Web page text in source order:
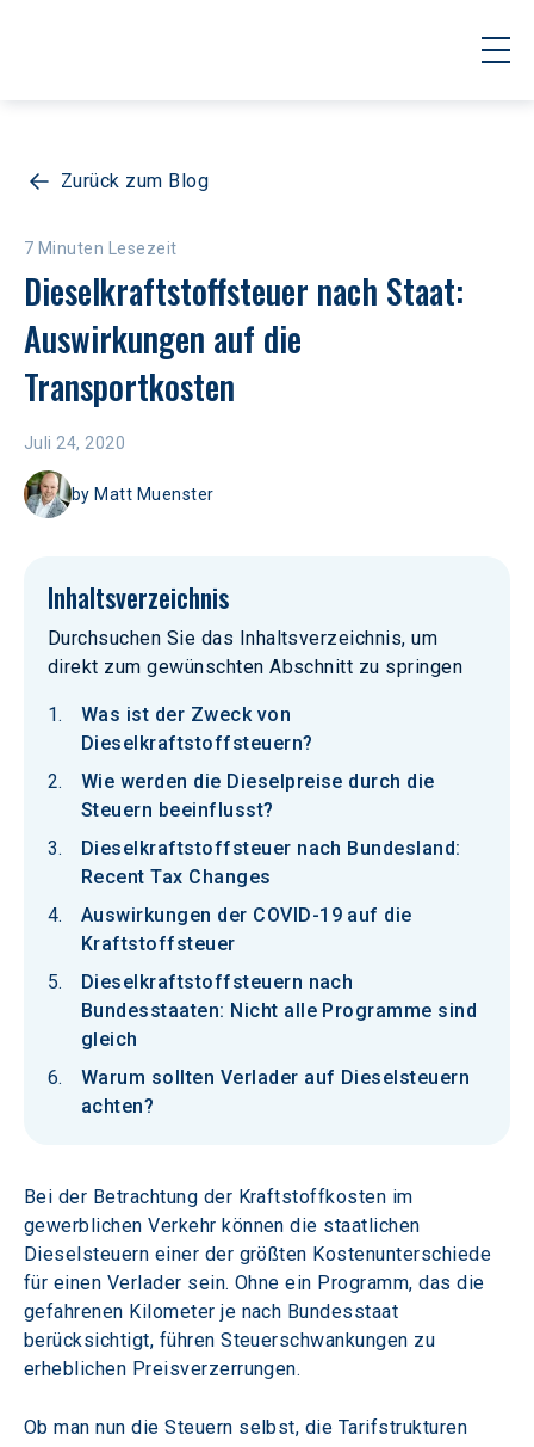
Zurück zum Blog
7 Minuten Lesezeit
Dieselkraftstoffsteuer nach Staat:
Auswirkungen auf die
Transportkosten
Juli 24, 2020
by Matt Muenster
Inhaltsverzeichnis
Durchsuchen Sie das Inhaltsverzeichnis, um
direkt zum gewünschten Abschnitt zu springen
Was ist der Zweck von
Dieselkraftstoffsteuern?
Wie werden die Dieselpreise durch die
Steuern beeinflusst?
Dieselkraftstoffsteuer nach Bundesland:
Recent Tax Changes
Auswirkungen der COVID-19 auf die
Kraftstoffsteuer
Dieselkraftstoffsteuern nach
Bundesstaaten: Nicht alle Programme sind
gleich
Warum sollten Verlader auf Dieselsteuern
achten?
Bei der Betrachtung der Kraftstoffkosten im
gewerblichen Verkehr können die staatlichen
Dieselsteuern einer der größten Kostenunterschiede
für einen Verlader sein. Ohne ein Programm, das die
gefahrenen Kilometer je nach Bundesstaat
berücksichtigt, führen Steuerschwankungen zu
erheblichen Preisverzerrungen.
Ob man nun die Steuern selbst, die Tarifstrukturen